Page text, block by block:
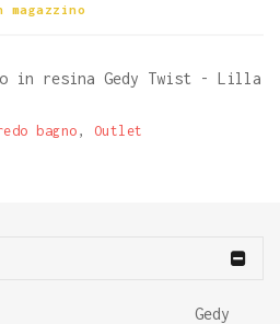
in resina Gedy Twist - Lilla
bagno , Outlet
Gedy